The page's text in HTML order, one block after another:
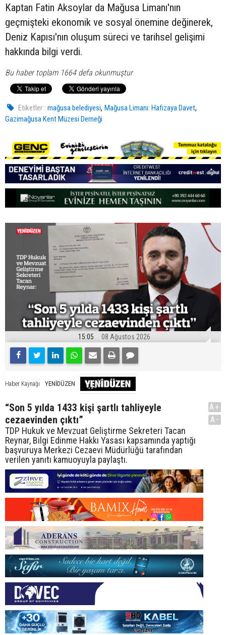
Kaptan Fatin Aksoylar da Mağusa Limanı'nın
geçmişteki ekonomik ve sosyal önemine değinerek,
Deniz Kapısı'nın oluşum süreci ve tarihsel gelişimi
hakkında bilgi verdi.
Bu haber toplam 1664 defa okunmuştur
Etiketler : mağusa belediyesi,Mağusa Limanı: Hafızaya Davet,
Gazimağusa Kent Müzesi Derneği
15:05 08 Ağustos 2026
Haber Kaynağı YENİDÜZEN
“Son 5 yılda 1433 kişi şartlı tahliyeyle
cezaevinden çıktı”
TDP Hukuk ve Mevzuat Geliştirme Sekreteri Tacan
Reynar, Bilgi Edinme Hakkı Yasası kapsamında yaptığı
başvuruya Merkezi Cezaevi Müdürlüğü tarafından
verilen yanıtı kamuoyuyla paylaştı.
A+
A-